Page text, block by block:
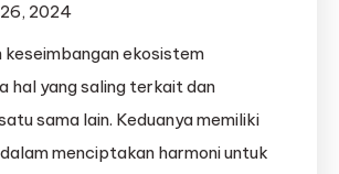
2024
ekosistem
hal yang saling terkait dan
sama lain. Keduanya memiliki
menciptakan harmoni untuk